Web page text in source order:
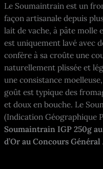
Le Soumaintrain est un
façon artisanale depuis
lait de vache, à pâte molle
est uniquement lavé avec
confère à sa croûte une
naturellement plissée et
une consistance
goût est typique des
et doux en bouche. Le
(Indication Géographique
Soumaintrain IGP 250g
d’Or au Concours